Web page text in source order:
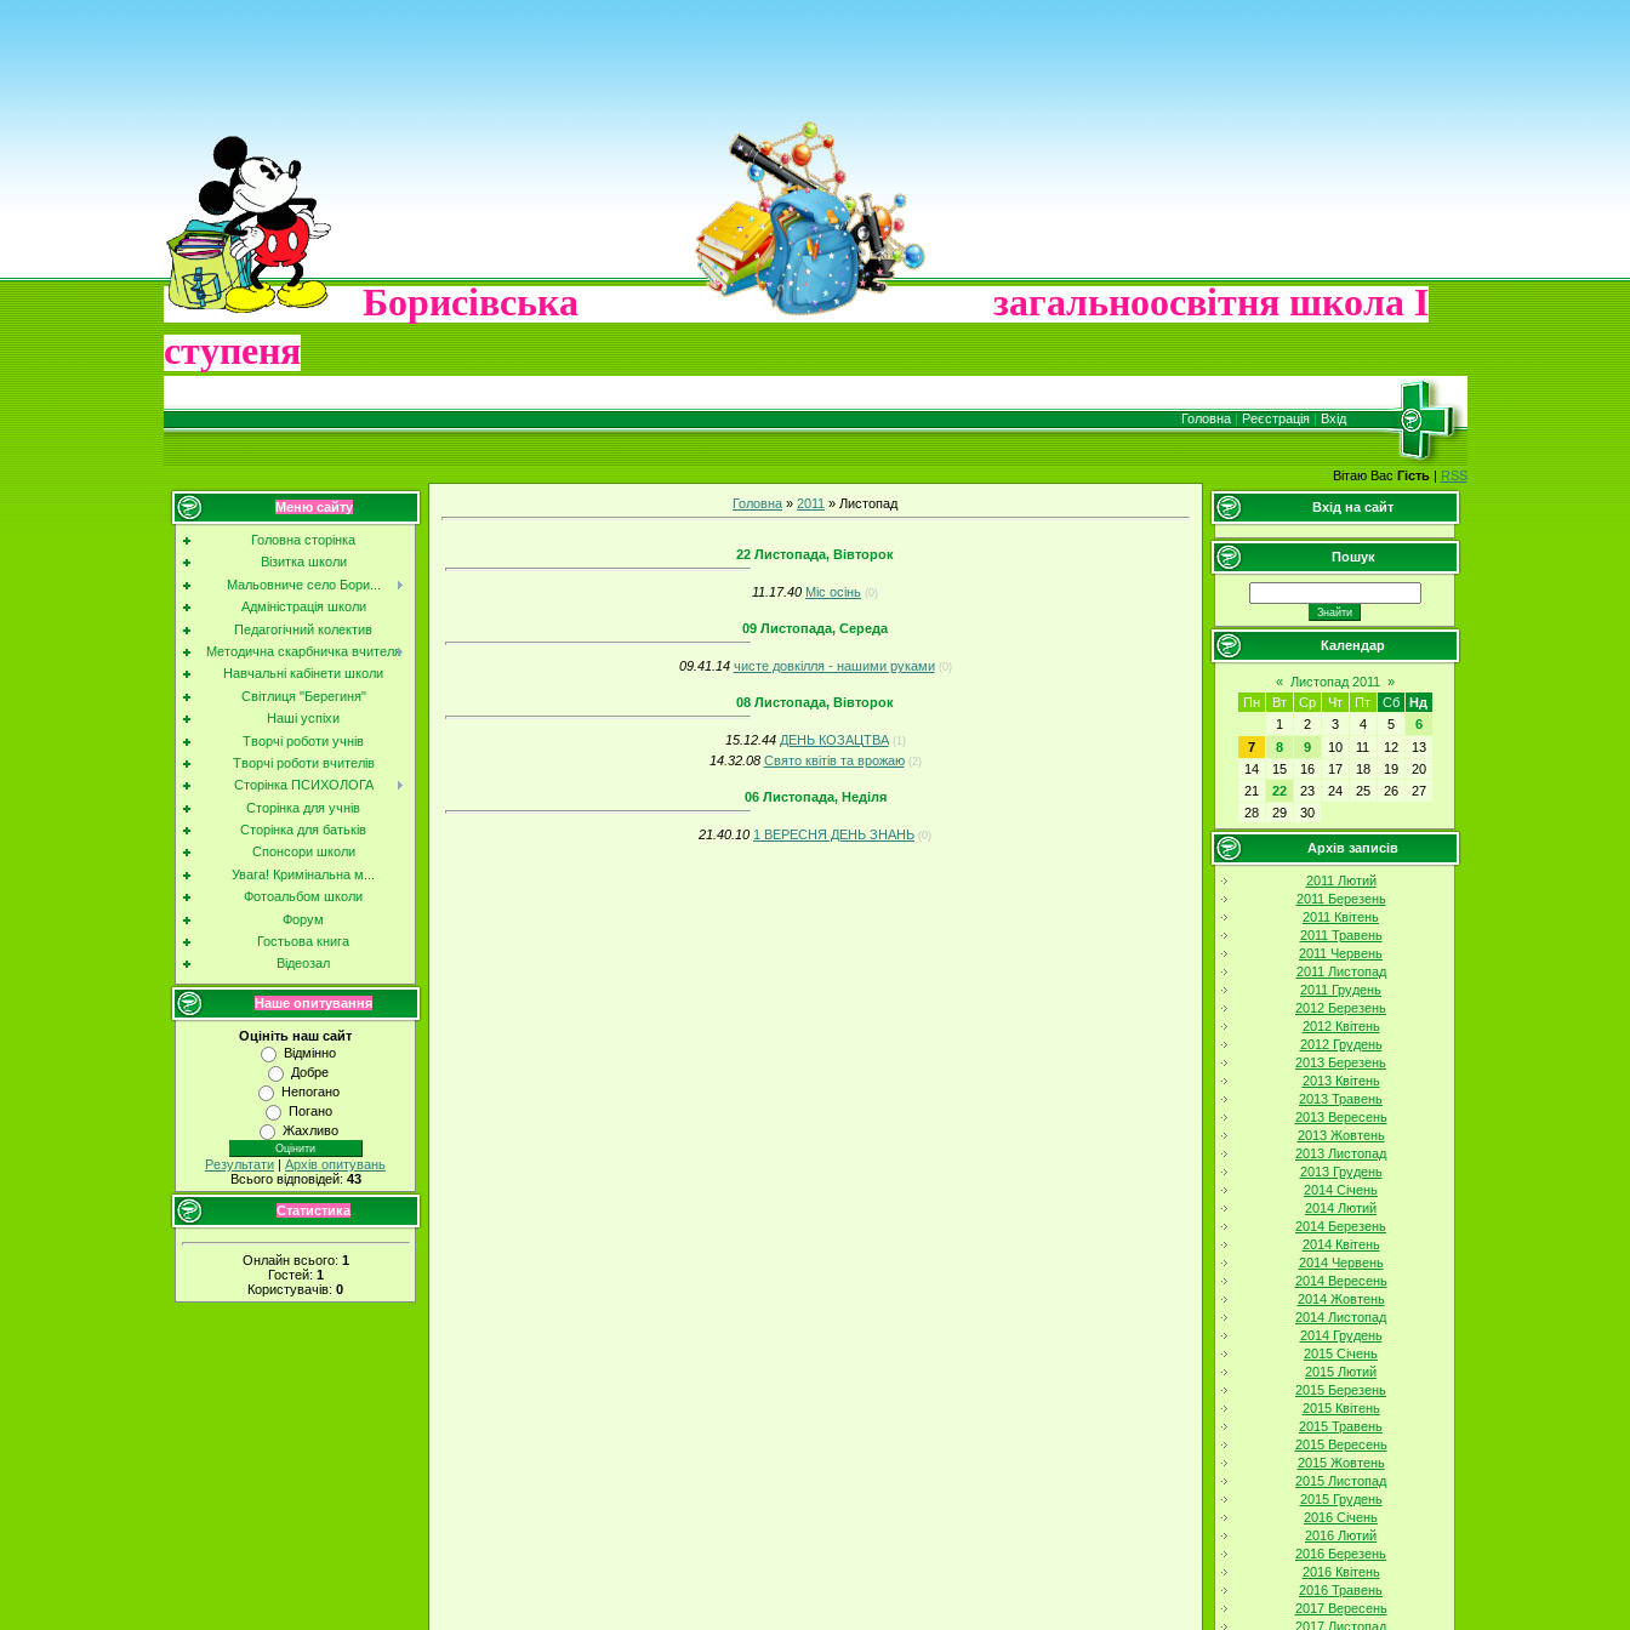
Борисівська загальноосвітня школа І
ступеня
Головна| Реєстрація| Вхід
Вітаю Вас Гість| RSS
Меню сайту
Головна сторінка
Візитка школи
Мальовниче село Бори...
Адміністрація школи
Педагогічний колектив
Методична скарбничка вчителя
Навчальні кабінети школи
Світлиця "Берегиня"
Наші успіхи
Творчі роботи учнів
Творчі роботи вчителів
Сторінка ПСИХОЛОГА
Сторінка для учнів
Сторінка для батьків
Спонсори школи
Увага! Кримінальна м...
Фотоальбом школи
Форум
Гостьова книга
Відеозал
Наше опитування
Оцініть наш сайт
Відмінно
Добре
Непогано
Погано
Жахливо
Результати | Архів опитувань
Всього відповідей: 43
Статистика
Онлайн всього: 1
Гостей: 1
Користувачів: 0
Головна » 2011 » Листопад
22 Листопада, Вівторок
11.17.40 Міс осінь (0)
09 Листопада, Середа
09.41.14 чисте довкілля - нашими руками (0)
08 Листопада, Вівторок
15.12.44 ДЕНЬ КОЗАЦТВА (1)
14.32.08 Свято квітів та врожаю (2)
06 Листопада, Неділя
21.40.10 1 ВЕРЕСНЯ ДЕНЬ ЗНАНЬ (0)
Вхід на сайт
Пошук
Календар
« Листопад 2011
»
Пн
Вт Ср Чт Пт Сб
Нд
1
2 3 4 5
6
7
8 9 10 11 12
13
14
15 16 17 18 19
20
21
22 23 24 25 26
27
28
29 30
Архів записів
2011 Лютий
2011 Березень
2011 Квітень
2011 Травень
2011 Червень
2011 Листопад
2011 Грудень
2012 Березень
2012 Квітень
2012 Грудень
2013 Березень
2013 Квітень
2013 Травень
2013 Вересень
2013 Жовтень
2013 Листопад
2013 Грудень
2014 Січень
2014 Лютий
2014 Березень
2014 Квітень
2014 Червень
2014 Вересень
2014 Жовтень
2014 Листопад
2014 Грудень
2015 Січень
2015 Лютий
2015 Березень
2015 Квітень
2015 Травень
2015 Вересень
2015 Жовтень
2015 Листопад
2015 Грудень
2016 Січень
2016 Лютий
2016 Березень
2016 Квітень
2016 Травень
2017 Вересень
2017 Листопад